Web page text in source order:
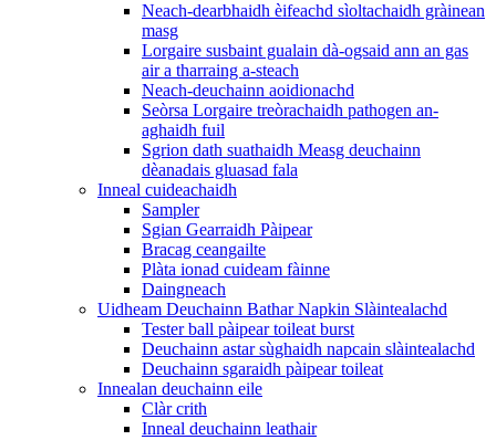
Neach-dearbhaidh èifeachd sìoltachaidh gràinean
masg
Lorgaire susbaint gualain dà-ogsaid ann an gas
air a tharraing a-steach
Neach-deuchainn aoidionachd
Seòrsa Lorgaire treòrachaidh pathogen an-
aghaidh fuil
Sgrion dath suathaidh Measg deuchainn
dèanadais gluasad fala
Inneal cuideachaidh
Sampler
Sgian Gearraidh Pàipear
Bracag ceangailte
Plàta ionad cuideam fàinne
Daingneach
Uidheam Deuchainn Bathar Napkin Slàintealachd
Tester ball pàipear toileat burst
Deuchainn astar sùghaidh napcain slàintealachd
Deuchainn sgaraidh pàipear toileat
Innealan deuchainn eile
Clàr crith
Inneal deuchainn leathair